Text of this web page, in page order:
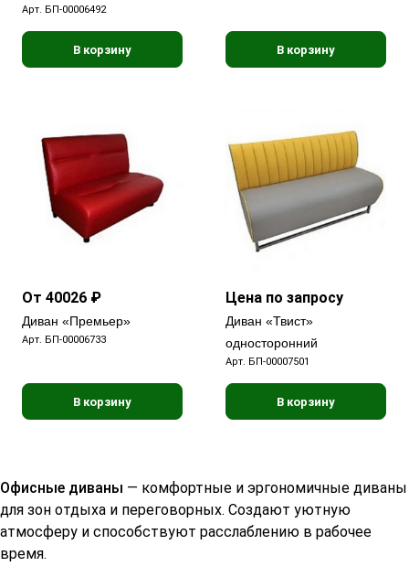
Арт. БП-00006492
В корзину В корзину
От 40026 ₽
Диван «Премьер»
Арт. БП-00006733
В корзину
Цена по запросу
Диван «Твист»
односторонний
Арт. БП-00007501
В корзину
Офисные диваны — комфортные и эргономичные диваны
для зон отдыха и переговорных. Создают уютную
атмосферу и способствуют расслаблению в рабочее
время.